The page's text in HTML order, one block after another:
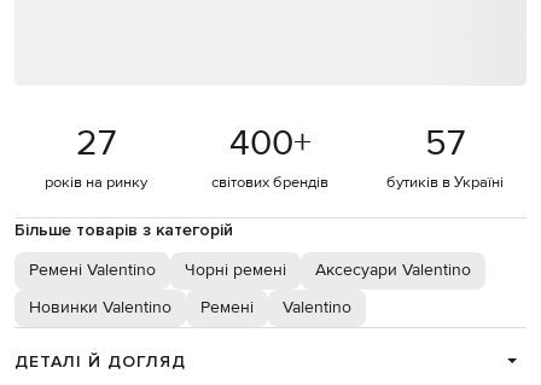
27
років на ринку
400+
світових брендів
57
бутиків в Україні
Більше товарів з категорій
Ремені Valentino Чорні ремені
Аксесуари Valentino
Новинки Valentino
Ремені Valentino
ДЕТАЛІ Й ДОГЛЯД